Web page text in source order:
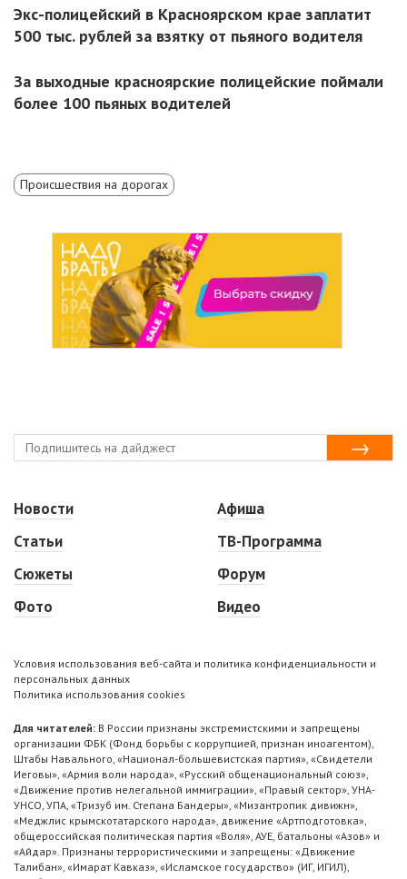
Экс-полицейский в Красноярском крае заплатит
500 тыс. рублей за взятку от пьяного водителя
За выходные красноярские полицейские поймали
более 100 пьяных водителей
Происшествия на дорогах
Новости
Статьи
Сюжеты
Фото
Афиша
ТВ-Программа
Форум
Видео
Условия использования веб-сайта и политика конфиденциальности и
персональных данных
Политика использования cookies
Для читателей: В России признаны экстремистскими и запрещены
организации ФБК (Фонд борьбы с коррупцией, признан иноагентом),
Штабы Навального, «Национал-большевистская партия», «Свидетели
Иеговы», «Армия воли народа», «Русский общенациональный союз»,
«Движение против нелегальной иммиграции», «Правый сектор», УНА-
УНСО, УПА, «Тризуб им. Степана Бандеры», «Мизантропик дивижн»,
«Меджлис крымскотатарского народа», движение «Артподготовка»,
общероссийская политическая партия «Воля», АУЕ, батальоны «Азов» и
«Айдар». Признаны террористическими и запрещены: «Движение
Талибан», «Имарат Кавказ», «Исламское государство» (ИГ, ИГИЛ),